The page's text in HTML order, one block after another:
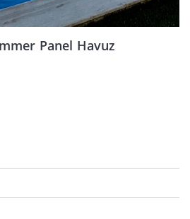
Panel Havuz